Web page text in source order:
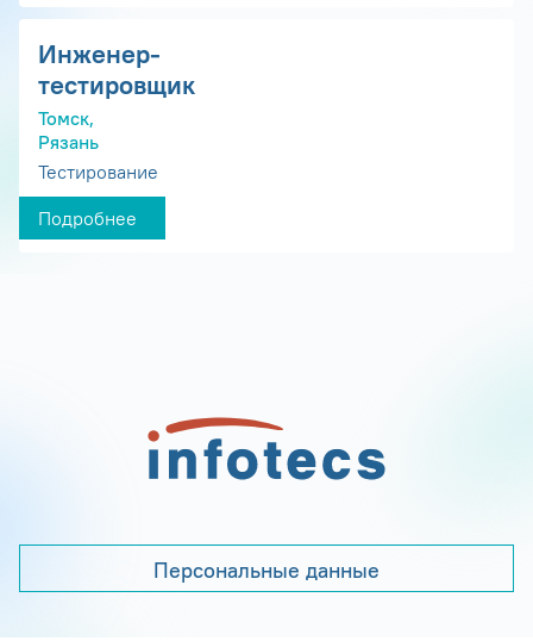
Инженер-
тестировщик
Томск,
Рязань
Тестирование
Подробнее
Персональные данные